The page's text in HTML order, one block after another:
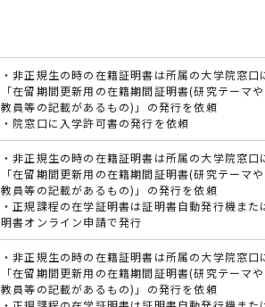
・非正規生の時の在籍証明書は所属の大学院窓口
「在留期間更新用の在籍期間証明書(研究テーマ
教員等の記載があるもの)」の発行を依頼
・院窓口に入学許可書の発行を依頼
・非正規生の時の在籍証明書は所属の大学院窓口
「在留期間更新用の在籍期間証明書(研究テーマ
教員等の記載があるもの)」の発行を依頼
・正規課程の在学証明書は証明書自動発行機また
明書オンライン申請で発行
・非正規生の時の在籍証明書は所属の大学院窓口
「在留期間更新用の在籍期間証明書(研究テーマ
教員等の記載があるもの)」の発行を依頼